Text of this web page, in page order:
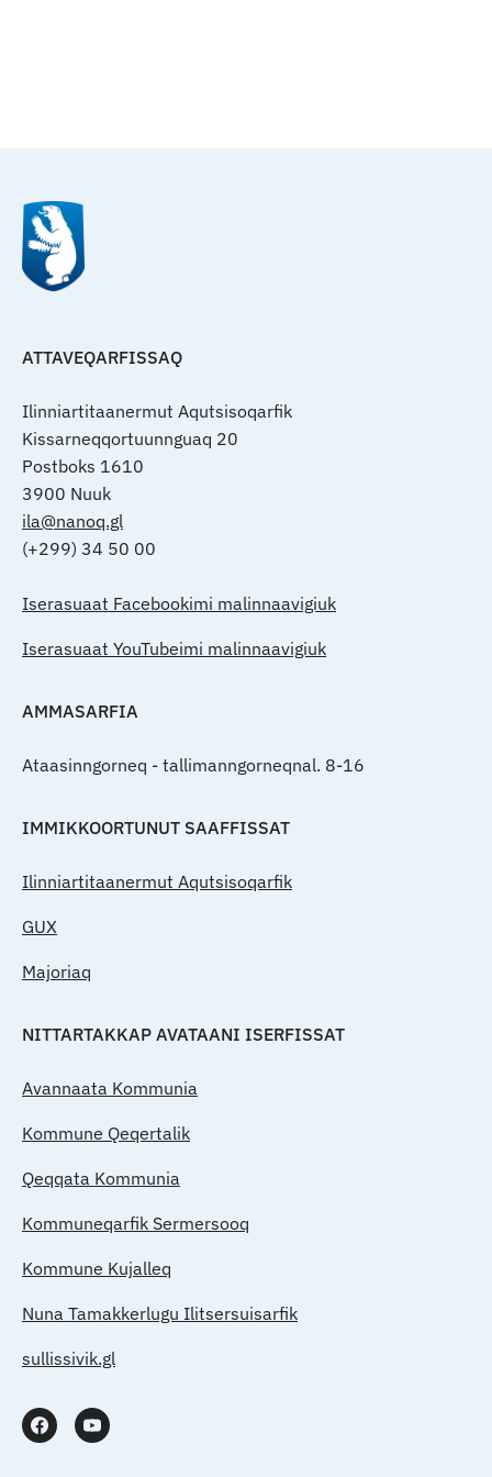
ATTAVEQARFISSAQ
Ilinniartitaanermut Aqutsisoqarfik
Kissarneqqortuunnguaq 20
Postboks 1610
3900 Nuuk
ila@nanoq.gl
(+299) 34 50 00
Iserasuaat Facebookimi malinnaavigiuk
Iserasuaat YouTubeimi malinnaavigiuk
AMMASARFIA
Ataasinngorneq - tallimanngorneqnal. 8-16
IMMIKKOORTUNUT SAAFFISSAT
Ilinniartitaanermut Aqutsisoqarfik
GUX
Majoriaq
NITTARTAKKAP AVATAANI ISERFISSAT
Avannaata Kommunia
Kommune Qeqertalik
Qeqqata Kommunia
Kommuneqarfik Sermersooq
Kommune Kujalleq
Nuna Tamakkerlugu Ilitsersuisarfik
sullissivik.gl